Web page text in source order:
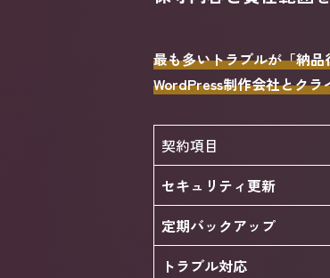
最も多いトラブルが「納
WordPress制作会社とク
契約項目
セキュリティ更新
定期バックアップ
トラブル対応